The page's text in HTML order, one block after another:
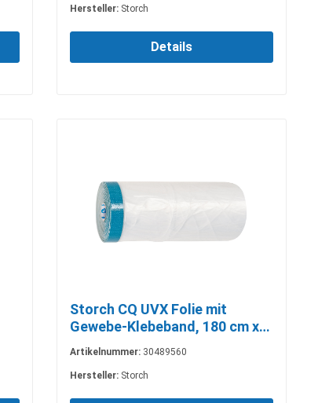
Hersteller: Storch
Details
Storch CQ UVX Folie mit
Gewebe-Klebeband, 180 cm x
16 m
Artikelnummer: 30489560
Hersteller: Storch